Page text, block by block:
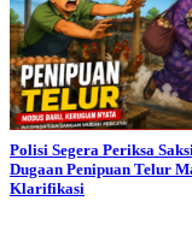
Polisi Segera Periksa
Dugaan Penipuan Telur
Klarifikasi